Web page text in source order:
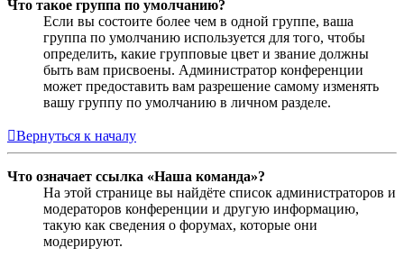
Что такое группа по умолчанию?
Если вы состоите более чем в одной группе, ваша
группа по умолчанию используется для того, чтобы
определить, какие групповые цвет и звание должны
быть вам присвоены. Администратор конференции
может предоставить вам разрешение самому изменять
вашу группу по умолчанию в личном разделе.
Вернуться к началу
Что означает ссылка «Наша команда»?
На этой странице вы найдёте список администраторов и
модераторов конференции и другую информацию,
такую как сведения о форумах, которые они
модерируют.